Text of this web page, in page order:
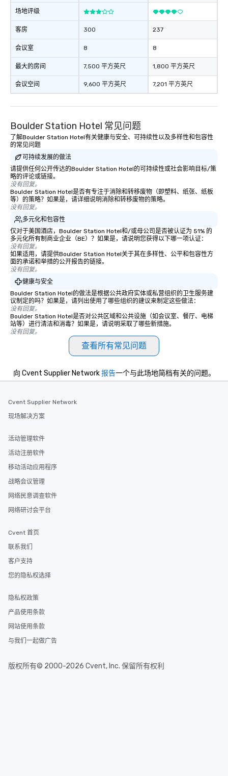
场地评级
客房
会议室
最大的房间
会议空间
300
8
7,500 平方英尺
9,600 平方英尺
237
8
1,800 平方英尺
7,201 平方英尺
Boulder Station Hotel 常见问题
了解Boulder Station Hotel有关健康与安全、可持续性以及多样性和包容性
的常见问题
可持续发展的做法
请提供任何公开传达的Boulder Station Hotel的可持续性或社会影响目标/策
略的评论或链接。
没有回复。
Boulder Station Hotel是否有专注于消除和转移废物（即塑料、纸张、纸板
等）的策略？如果是，请详细说明消除和转移废物的策略。
没有回复。
多元化和包容性
仅对于美国酒店，Boulder Station Hotel和/或母公司是否被认证为 51% 的
多元化所有制商业企业（BE）？如果是，请说明您获得以下哪一项认证：
没有回复。
如果适用，请提供Boulder Station Hotel关于其在多样性、公平和包容性方
面的承诺和举措的公开报告的链接。
没有回复。
健康与安全
Boulder Station Hotel的做法是根据公共政府实体或私营组织的卫生服务建
议制定的吗？如果是，请列出使用了哪些组织的建议来制定这些做法：
没有回复。
Boulder Station Hotel是否对公共区域和公共设施（如会议室、餐厅、电梯
站等）进行清洁和消毒？如果是，请说明采取了哪些新措施。
没有回复。
查看所有常见问题
向 Cvent Supplier Network报告一个与此场地简档有关的问题。
Cvent Supplier Network
现场解决方案
活动管理软件
活动注册软件
移动活动应用程序
战略会议管理
网络民意调查软件
网络研讨会平台
Cvent 首页
联系我们
客户支持
您的隐私权选择
隐私权政策
产品使用条款
网站使用条款
与我们一起做广告
版权所有© 2000-2026 Cvent, Inc. 保留所有权利